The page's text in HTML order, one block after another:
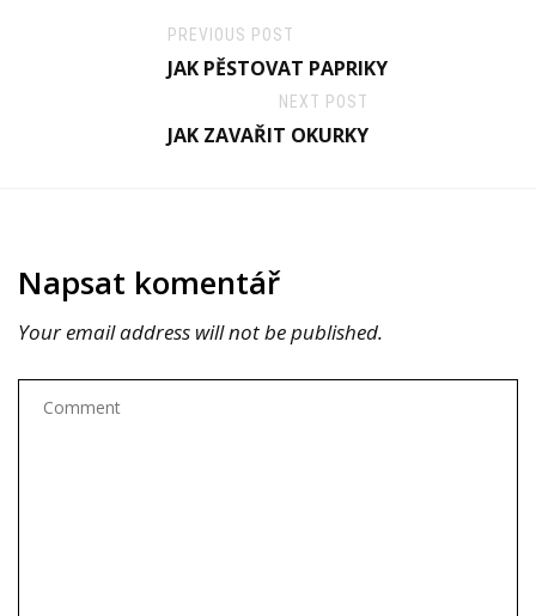
PREVIOUS POST
JAK PĚSTOVAT PAPRIKY
NEXT POST
JAK ZAVAŘIT OKURKY
Napsat komentář
Your email address will not be published.